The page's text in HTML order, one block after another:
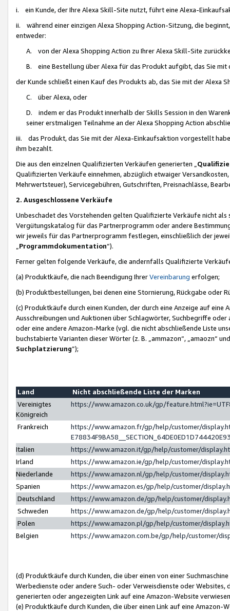
i. ein Kunde, der Ihre Alexa Skill-Site nutzt, führt eine Alexa-
ii. während einer einzigen Alexa Shopping Action-Sitzung, die
entweder:
A. von der Alexa Shopping Action zu Ihrer Alexa Skill-Site
B. eine Bestellung über Alexa für das Produkt aufgibt, das Sie mit
der Kunde schließt einen Kauf des Produkts ab, das Sie mit der Alexa
C. über Alexa, oder
D. indem er das Produkt innerhalb der Skills Session in den
seiner erstmaligen Teilnahme an der Alexa Shopping Action
iii. das Produkt, das Sie mit der Alexa-Einkaufsaktion vorgestellt
ihm bezahlt.
Die aus den einzelnen Qualifizierten Verkäufen generierten „
Qualifizierten Verkäufe einnehmen, abzüglich etwaiger
Mehrwertsteuer), Servicegebühren, Gutschriften, Preisnachlässe,
2. Ausgeschlossene Verkäufe
Unbeschadet des Vorstehenden gelten Qualifizierte Verkäufe nicht
Vergütungskatalog für das Partnerprogramm oder andere
wir jeweils für das Partnerprogramm festlegen, einschließlich der
Programmdokumentation“).
Ferner gelten folgende Verkäufe, die andernfalls Qualifizierte
(a) Produktkäufe, die nach Beendigung IhrerVereinbarung erfolgen;
(b) Produktbestellungen, bei denen eine Stornierung, Rückgabe oder
(c) Produktkäufe durch einen Kunden, der durch eine Anzeige auf
Ausschreibungen und Auktionen über Schlagwörter, Suchbegriffe
oder eine andere Amazon-Marke (vgl. die nicht abschließende Liste
buchstabierte Varianten dieser Wörter (z. B. „ammazon“, „amaozn“
Suchplatzierung”);
Land
Nicht abschließende Liste der Marken
Vereinigtes
Königreich
https://www.amazon.co.uk/gp/
Frankreich
https://www.amazon.fr/gp/help/customer/
Italien
https://www.amazon.it/gp/help/customer/
Irland
https://www.amazon.ie/gp/help/customer/
Niederlande
https://www.amazon.nl/gp/help/customer/
Spanien
https://www.amazon.es/gp/help/customer/
Deutschland
https://www.amazon.de/gp/help/customer/
Schweden
https://www.amazon.de/gp/help/customer/
Polen
https://www.amazon.pl/gp/help/customer/
Belgien
https://www.amazon.com.be/gp/help/customer/
(d) Produktkäufe durch Kunden, die über einen von einer
Werbedienste oder andere Such- oder Verweisdienste oder Websites,
generierten oder angezeigten Link auf eine Amazon-Website
(e) Produktkäufe durch Kunden, die über einen Link auf eine